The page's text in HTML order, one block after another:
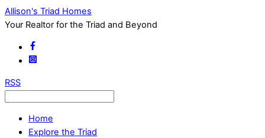
Allison's Triad Homes
Your Realtor for the Triad and Beyond
RSS
Home
Explore the Triad